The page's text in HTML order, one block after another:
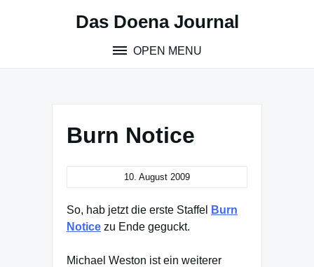
Das Doena Journal
OPEN MENU
Burn Notice
10. August 2009
So, hab jetzt die erste Staffel
Burn
Notice zu Ende geguckt.
Michael Weston ist ein weiterer